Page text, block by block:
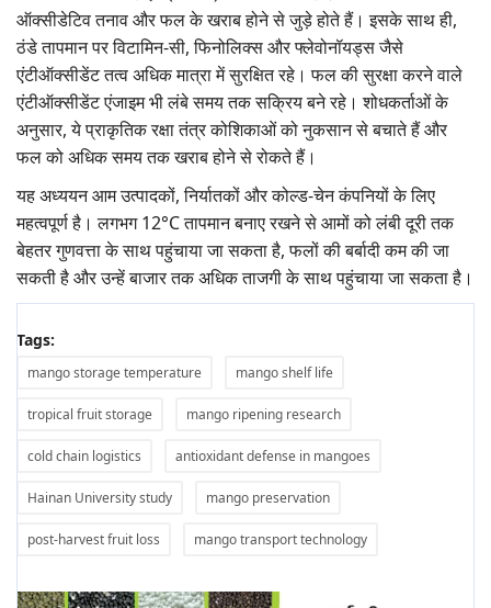
ऑक्सीडेटिव तनाव और फल के खराब होने से जुड़े होते हैं। इसके साथ ही,
ठंडे तापमान पर विटामिन-सी, फिनोलिक्स और फ्लेवोनॉयड्स जैसे
एंटीऑक्सीडेंट तत्व अधिक मात्रा में सुरक्षित रहे। फल की सुरक्षा करने वाले
एंटीऑक्सीडेंट एंजाइम भी लंबे समय तक सक्रिय बने रहे। शोधकर्ताओं के
अनुसार, ये प्राकृतिक रक्षा तंत्र कोशिकाओं को नुकसान से बचाते हैं और
फल को अधिक समय तक खराब होने से रोकते हैं।
यह अध्ययन आम उत्पादकों, निर्यातकों और कोल्ड-चेन कंपनियों के लिए
महत्वपूर्ण है। लगभग 12°C तापमान बनाए रखने से आमों को लंबी दूरी तक
बेहतर गुणवत्ता के साथ पहुंचाया जा सकता है, फलों की बर्बादी कम की जा
सकती है और उन्हें बाजार तक अधिक ताजगी के साथ पहुंचाया जा सकता है।
Tags:
mango storage temperature mango shelf life
tropical fruit storage mango ripening research
cold chain logistics antioxidant defense in mangoes
Hainan University study mango preservation
post-harvest fruit loss mango transport technology